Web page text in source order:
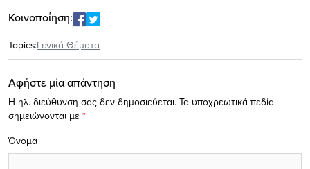
Κοινοποίηση:
Topics:Γενικά Θέματα
Αφήστε μία απάντηση
Η ηλ. διεύθυνση σας δεν δημοσιεύεται. Τα υποχρεωτικά πεδία
σημειώνονται με *
Όνομα